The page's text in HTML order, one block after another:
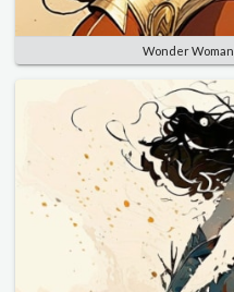
Wonder Woman